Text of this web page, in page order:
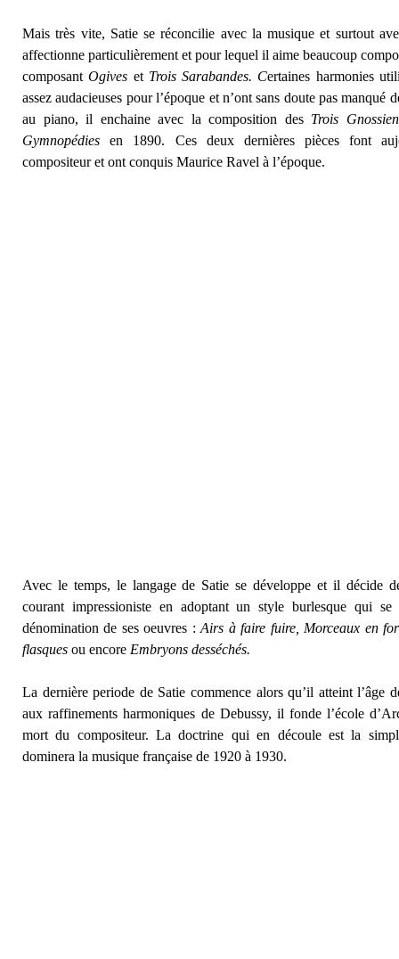
Mais très vite, Satie se réconcilie avec la musique et surtout
affectionne particulièrement et pour lequel il aime beaucoup
composantOgives et Trois Sarabandes. Certaines harmonies
assez audacieuses pour l’époque et n’ont sans doute pas manqué
au piano, il enchaine avec la composition des Trois
Gymnopédiesen 1890. Ces deux dernières pièces font
compositeur et ont conquis Maurice Ravel à l’époque.
Avec le temps, le langage de Satie se développe et il décide
courant impressioniste en adoptant un style burlesque qui se
dénomination de ses oeuvres :Airs à faire fuire, Morceaux en
flasques ou encore Embryons desséchés.
La dernière periode de Satie commence alors qu’il atteint l’âge
aux raffinements harmoniques de Debussy, il fonde l’école
mort du compositeur. La doctrine qui en découle est la
dominera la musique française de 1920 à 1930.